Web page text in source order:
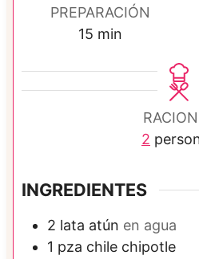
PREPARACIÓN
15m
n
min
2
INGREDIENTES
2 lata atún en agua
1 pza chile chipotle